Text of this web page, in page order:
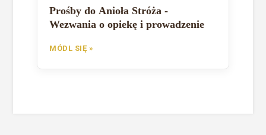
Prośby do Anioła Stróża -
Wezwania o opiekę i prowadzenie
MÓDL SIĘ »